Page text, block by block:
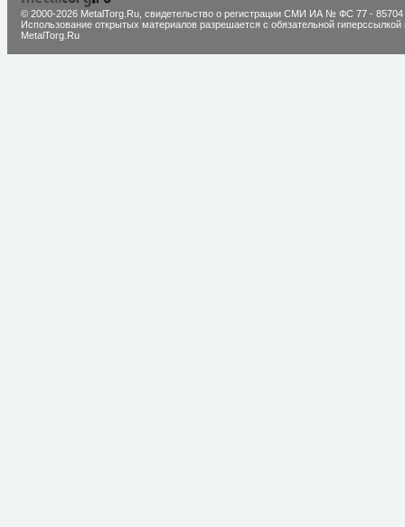
© 2000-2026 MetalTorg.Ru, cвидетельство о регистрации СМИ ИА № ФС 77 - 85704
Использование открытых материалов разрешается с обязательной гиперссылкой
MetalTorg.Ru